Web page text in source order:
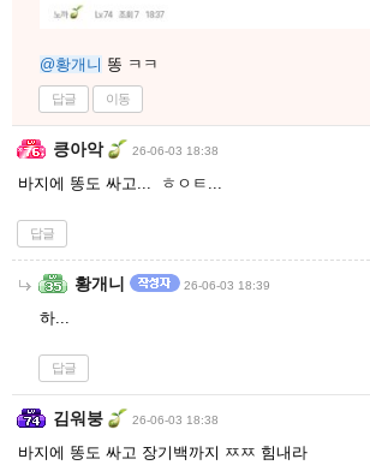
@황개니 똥 ㅋㅋ
답글 이동
킁아악 26-06-03 18:38
바지에 똥도 싸고... ㅎㅇㅌ...
답글
황개니 26-06-03 18:39
하...
답글
김워붕 26-06-03 18:38
바지에 똥도 싸고 장기백까지 ㅉㅉ 힘내라